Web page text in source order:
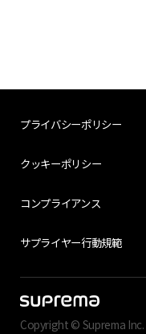
プライバシーポリシー
クッキーポリシー
コンプライアンス
サプライヤー行動規範
Copyright © Suprema